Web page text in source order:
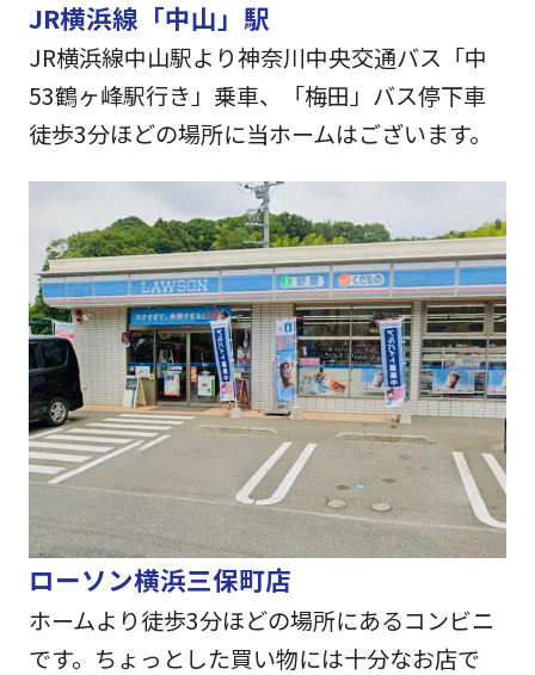
JR横浜線「中山」駅
JR横浜線中山駅より神奈川中央交通バス「中
53鶴ヶ峰駅行き」乗車、「梅田」バス停下車
徒歩3分ほどの場所に当ホームはございます。
ローソン横浜三保町店
ホームより徒歩3分ほどの場所にあるコンビニ
です。ちょっとした買い物には十分なお店で